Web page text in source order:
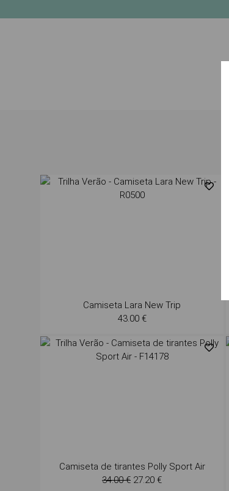
Camiseta Lara New Trip
43.00 €
Camiseta de tirantes Polly Sport Air
34.00 € 27.20 €